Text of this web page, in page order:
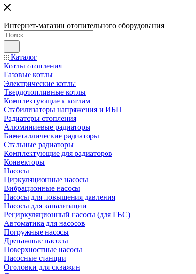
Интернет-магазин отопительного оборудования
Каталог
Котлы отопления
Газовые котлы
Электрические котлы
Твердотопливные котлы
Комплектующие к котлам
Стабилизаторы напряжения и ИБП
Радиаторы отопления
Алюминиевые радиаторы
Биметаллические радиаторы
Стальные радиаторы
Комплектующие для радиаторов
Конвекторы
Насосы
Циркуляционные насосы
Вибрационные насосы
Насосы для повышения давления
Насосы для канализации
Рециркуляционный насосы (для ГВС)
Автоматика для насосов
Погружные насосы
Дренажные насосы
Поверхностные насосы
Насосные станции
Оголовки для скважин